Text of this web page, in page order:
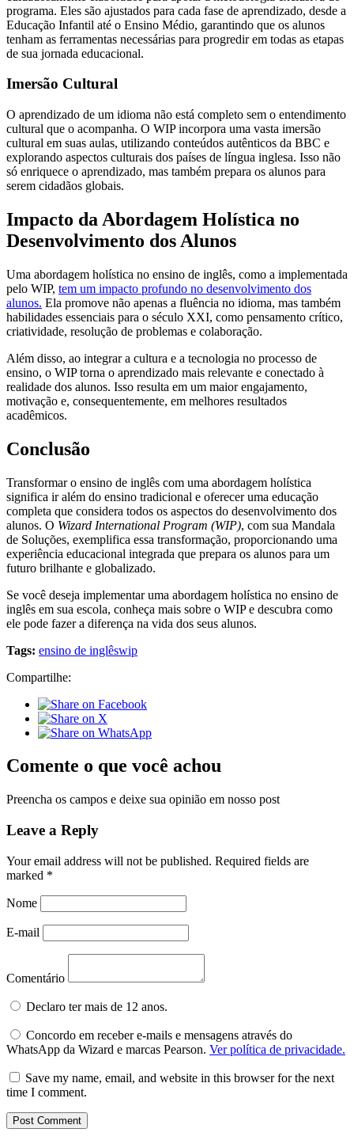
programa. Eles são ajustados para cada fase de aprendizado, desde a
Educação Infantil até o Ensino Médio, garantindo que os alunos
tenham as ferramentas necessárias para progredir em todas as etapas
de sua jornada educacional.
Imersão Cultural
O aprendizado de um idioma não está completo sem o entendimento
cultural que o acompanha. O WIP incorpora uma vasta imersão
cultural em suas aulas, utilizando conteúdos autênticos da BBC e
explorando aspectos culturais dos países de língua inglesa. Isso não
só enriquece o aprendizado, mas também prepara os alunos para
serem cidadãos globais.
Impacto da Abordagem Holística no
Desenvolvimento dos Alunos
Uma abordagem holística no ensino de inglês, como a implementada
pelo WIP, tem um impacto profundo no desenvolvimento dos
alunos. Ela promove não apenas a fluência no idioma, mas também
habilidades essenciais para o século XXI, como pensamento crítico,
criatividade, resolução de problemas e colaboração.
Além disso, ao integrar a cultura e a tecnologia no processo de
ensino, o WIP torna o aprendizado mais relevante e conectado à
realidade dos alunos. Isso resulta em um maior engajamento,
motivação e, consequentemente, em melhores resultados
acadêmicos.
Conclusão
Transformar o ensino de inglês com uma abordagem holística
significa ir além do ensino tradicional e oferecer uma educação
completa que considera todos os aspectos do desenvolvimento dos
alunos. O Wizard International Program (WIP), com sua Mandala
de Soluções, exemplifica essa transformação, proporcionando uma
experiência educacional integrada que prepara os alunos para um
futuro brilhante e globalizado.
Se você deseja implementar uma abordagem holística no ensino de
inglês em sua escola, conheça mais sobre o WIP e descubra como
ele pode fazer a diferença na vida dos seus alunos.
Tags: ensino de inglêswip
Compartilhe:
Comente o que você achou
Preencha os campos e deixe sua opinião em nosso post
Leave a Reply
Your email address will not be published. Required fields are
marked *
Nome
E-mail
Comentário
Declaro ter mais de 12 anos.
Concordo em receber e-mails e mensagens através do
WhatsApp da Wizard e marcas Pearson. Ver política de privacidade.
Save my name, email, and website in this browser for the next
time I comment.